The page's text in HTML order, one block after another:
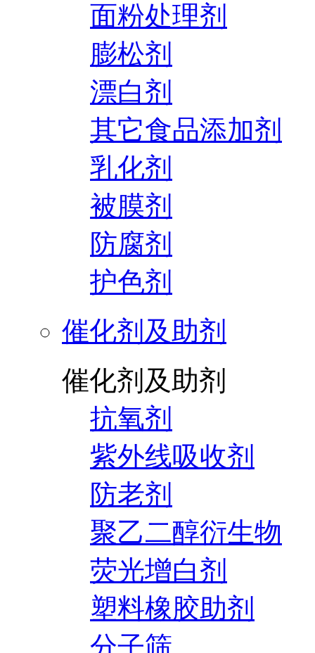
面粉处理剂
膨松剂
漂白剂
其它食品添加剂
乳化剂
被膜剂
防腐剂
护色剂
催化剂及助剂
催化剂及助剂
抗氧剂
紫外线吸收剂
防老剂
聚乙二醇衍生物
荧光增白剂
塑料橡胶助剂
分子筛